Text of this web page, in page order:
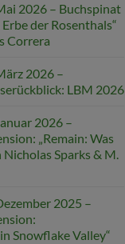
2026 – Buchspinat
der Rosenthals“
Correra
2026 –
LBM 2026
2026 –
„Remain: Was
Sparks & M.
2025 –
Snowflake Valley“